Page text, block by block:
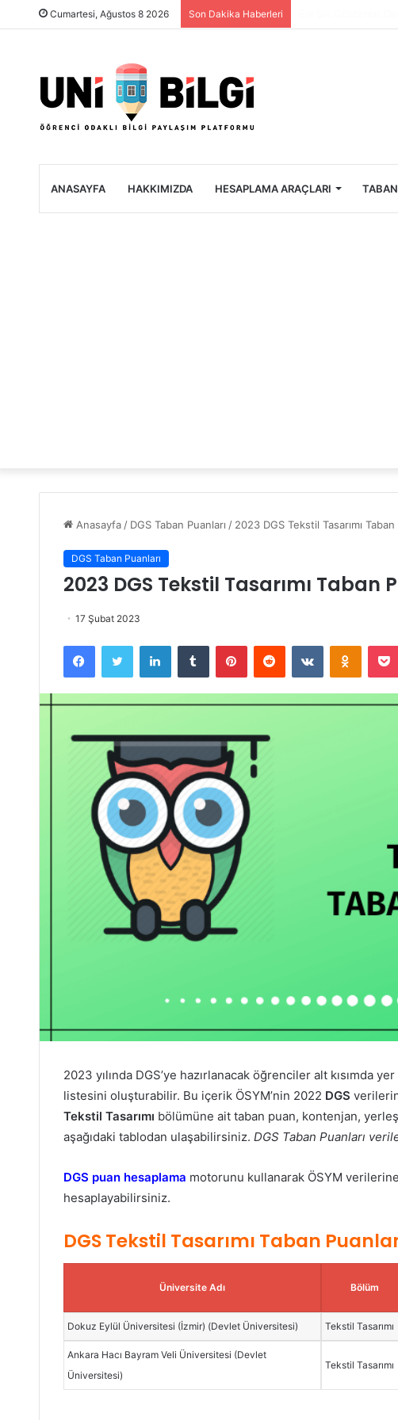
Cumartesi, Ağustos 8 2026 Son Dakika Haberleri
ANASAYFA HAKKIMIZDA HESAPLAMA ARAÇLARI
Anasayfa / DGS Taban Puanları / 2023 DGS Tekstil Tasarımı
DGS Taban Puanları
2023 DGS Tekstil Tasarımı Taban
17 Şubat 2023
Facebook Twitter LinkedIn Tumblr Pinterest Reddit VKontakte Odnoklassniki
2023 yılında DGS’ye hazırlanacak öğrenciler alt kısımda
listesini oluşturabilir. Bu içerik ÖSYM’nin 2022 DGS
Tekstil Tasarımı bölümüne ait taban puan, kontenjan,
aşağıdaki tablodan ulaşabilirsiniz. DGS Taban Puanları
DGS puan hesaplama motorunu kullanarak ÖSYM verilerine
hesaplayabilirsiniz.
DGS Tekstil Tasarımı Taban
Üniversite Adı Bölüm
Dokuz Eylül Üniversitesi (İzmir) (Devlet Üniversitesi) Tekstil Tasarımı
Ankara Hacı Bayram Veli Üniversitesi (Devlet
Üniversitesi)
Tekstil Tasarımı